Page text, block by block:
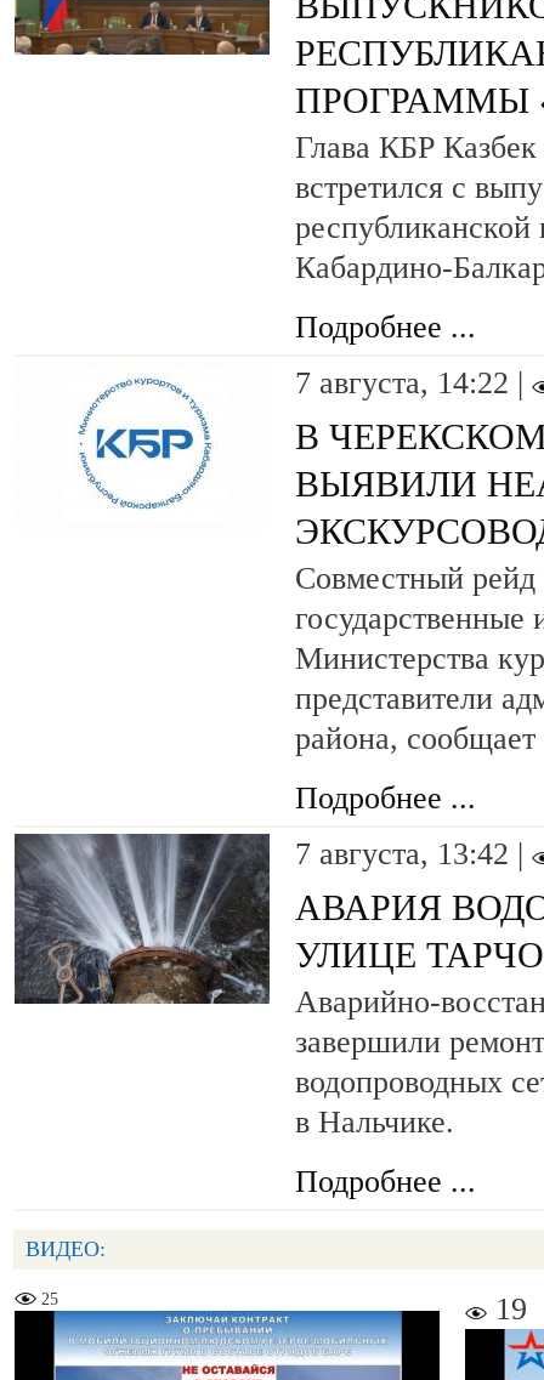
ПРОГРАММЫ
Глава КБР Казбек
встретился с
Кабардино-
Подробнее ...
7 августа, 14:22 |
В
ВЫЯВИЛИ
Совместный рейд
государственные
Министерства
представители
района,
Подробнее ...
7 августа, 13:42 |
АВАРИЯ
УЛИЦЕ
Аварийно-
завершили
водопроводных
в Нальчике.
Подробнее ...
ВИДЕО:
25 19